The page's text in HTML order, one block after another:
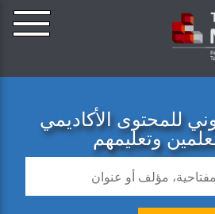
للمحتوى الأكاديمي
وتعليمهم